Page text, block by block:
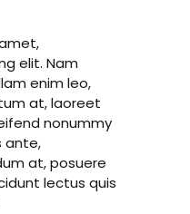
elit. Nam
enim leo,
at, laoreet
nonummy
ante,
at, posuere
lectus quis